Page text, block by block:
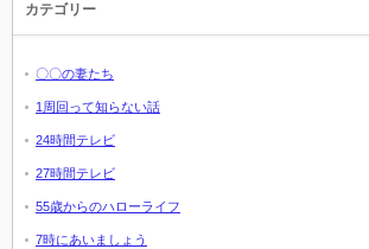
カテゴリー
〇〇の妻たち
1周回って知らない話
24時間テレビ
27時間テレビ
55歳からのハローライフ
7時にあいましょう